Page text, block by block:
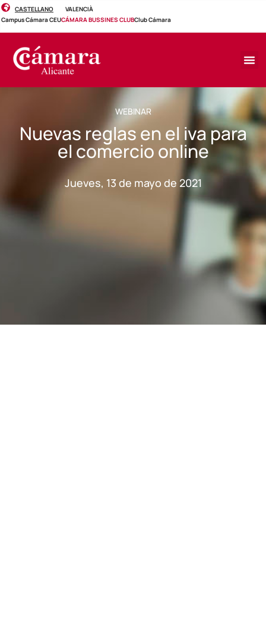
CASTELLANO
VALENCIÀ
Campus Cámara CEUCÁMARA BUSSINES CLUBClub Cámara
WEBINAR
Nuevas reglas en el iva para
el comercio online
Jueves, 13 de mayo de 2021